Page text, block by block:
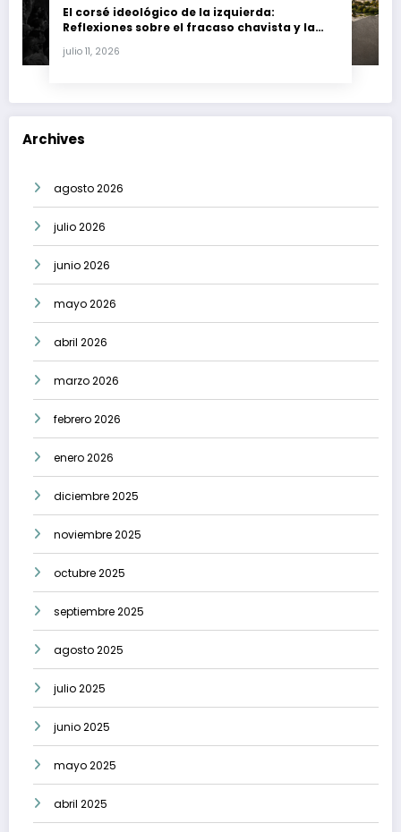
El corsé ideológico de la izquierda:
Reflexiones sobre el fracaso chavista y la
julio 11, 2026
Archives
agosto 2026
julio 2026
junio 2026
mayo 2026
abril 2026
marzo 2026
febrero 2026
enero 2026
diciembre 2025
noviembre 2025
octubre 2025
septiembre 2025
agosto 2025
julio 2025
junio 2025
mayo 2025
abril 2025